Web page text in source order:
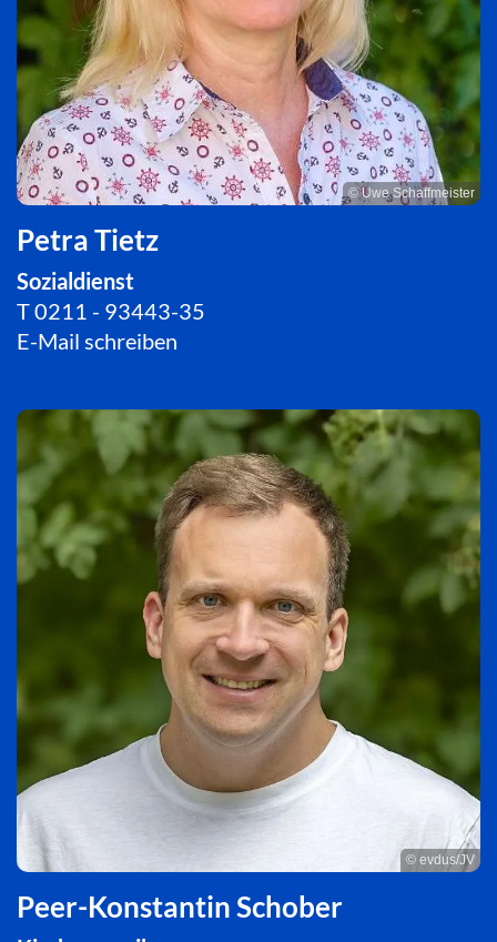
© Uwe Schaffmeister
Petra Tietz
Sozialdienst
T0211 - 93443-35
E-Mail schreiben
© evdus/JV
Peer-Konstantin Schober